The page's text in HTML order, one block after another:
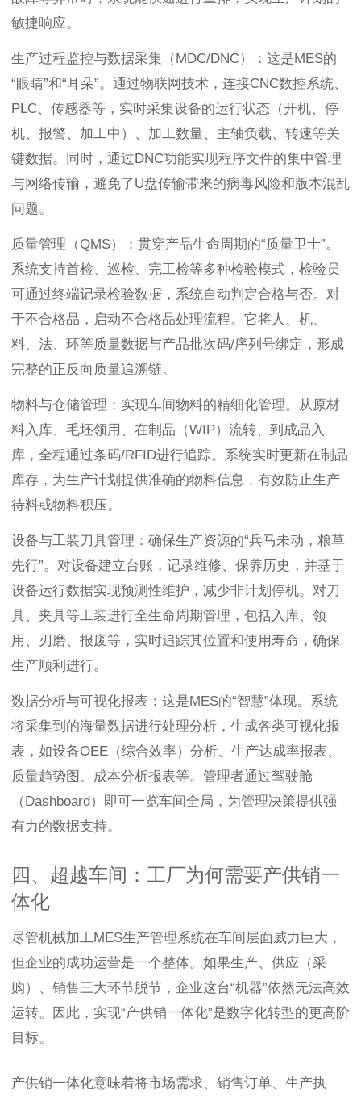
敏捷响应。
生产过程监控与数据采集（MDC/DNC）：这是MES的
“眼睛”和“耳朵”。通过物联网技术，连接CNC数控系统、
PLC、传感器等，实时采集设备的运行状态（开机、停
机、报警、加工中）、加工数量、主轴负载、转速等关
键数据。同时，通过DNC功能实现程序文件的集中管理
与网络传输，避免了U盘传输带来的病毒风险和版本混乱
问题。
质量管理（QMS）：贯穿产品生命周期的“质量卫士”。
系统支持首检、巡检、完工检等多种检验模式，检验员
可通过终端记录检验数据，系统自动判定合格与否。对
于不合格品，启动不合格品处理流程。它将人、机、
料、法、环等质量数据与产品批次码/序列号绑定，形成
完整的正反向质量追溯链。
物料与仓储管理：实现车间物料的精细化管理。从原材
料入库、毛坯领用、在制品（WIP）流转、到成品入
库，全程通过条码/RFID进行追踪。系统实时更新在制品
库存，为生产计划提供准确的物料信息，有效防止生产
待料或物料积压。
设备与工装刀具管理：确保生产资源的“兵马未动，粮草
先行”。对设备建立台账，记录维修、保养历史，并基于
设备运行数据实现预测性维护，减少非计划停机。对刀
具、夹具等工装进行全生命周期管理，包括入库、领
用、刃磨、报废等，实时追踪其位置和使用寿命，确保
生产顺利进行。
数据分析与可视化报表：这是MES的“智慧”体现。系统
将采集到的海量数据进行处理分析，生成各类可视化报
表，如设备OEE（综合效率）分析、生产达成率报表、
质量趋势图、成本分析报表等。管理者通过驾驶舱
（Dashboard）即可一览车间全局，为管理决策提供强
有力的数据支持。
四、超越车间：工厂为何需要产供销一
体化
尽管机械加工MES生产管理系统在车间层面威力巨大，
但企业的成功运营是一个整体。如果生产、供应（采
购）、销售三大环节脱节，企业这台“机器”依然无法高效
运转。因此，实现“产供销一体化”是数字化转型的更高阶
目标。
产供销一体化意味着将市场需求、销售订单、生产执